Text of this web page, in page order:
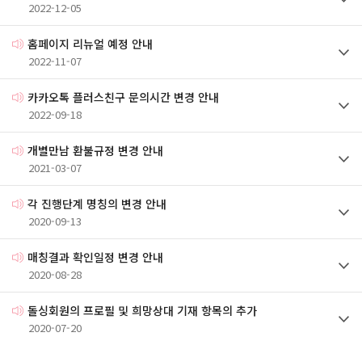
2022-12-05
홈페이지 리뉴얼 예정 안내
2022-11-07
카카오톡 플러스친구 문의시간 변경 안내
2022-09-18
개별만남 환불규정 변경 안내
2021-03-07
각 진행단계 명칭의 변경 안내
2020-09-13
매칭결과 확인일정 변경 안내
2020-08-28
돌싱회원의 프로필 및 희망상대 기재 항목의 추가
2020-07-20